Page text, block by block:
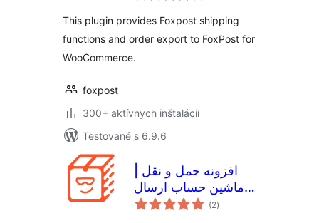
This plugin provides Foxpost shipping
functions and order export to FoxPost for
WooCommerce.
foxpost
300+ aktívnych inštalácií
Testované s 6.9.6
افزونه حمل و نقل |
ماشین حساب ارسال
پست و تیپاکس و چاپار
(2celkové
hodnotenie
)